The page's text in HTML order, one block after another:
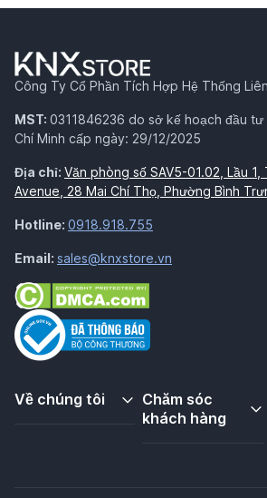
Công Ty Cổ Phần Tích Hợp Hệ Thống
MST: 0311846236 do sở kế hoạch đầu tư
Chí Minh cấp ngày: 29/12/2025
Địa chỉ: Văn phòng số SAV5-01.02, Lầu
Avenue, 28 Mai Chí Thọ, Phường Bình
Hotline: 0918.918.755
Email: sales@knxstore.vn
Về chúng tôi
Chăm sóc
khách hàng